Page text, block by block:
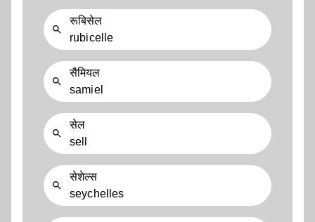
रूबिसेल
rubicelle
सैमियल
samiel
सेल
sell
सेशेल्स
seychelles